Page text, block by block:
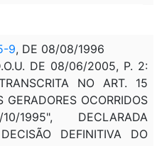
9, DE 08/08/1996
DE 08/06/2005, P. 2:
NO ART. 15
OCORRIDOS
DECLARADA
DEFINITIVA DO